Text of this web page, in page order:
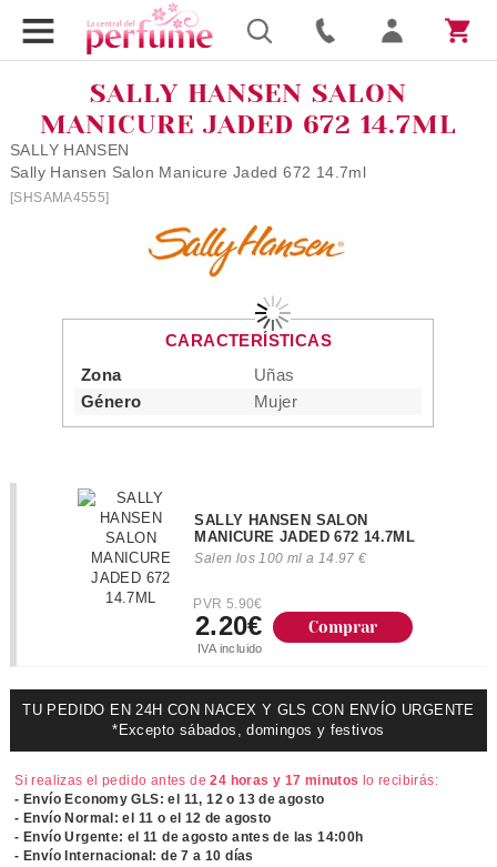
SALLY HANSEN SALON
MANICURE JADED 672 14.7ML
SALLY HANSEN
Sally Hansen Salon Manicure Jaded 672 14.7ml
[SHSAMA4555]
CARACTERÍSTICAS
Zona
Uñas
Género
Mujer
SALLY HANSEN SALON
MANICURE JADED 672 14.7ML
Salen los 100 ml a 14.97 €
PVR 5.90€
2.20€
IVA incluido
TU PEDIDO EN 24H CON NACEX Y GLS CON ENVÍO URGENTE
*Excepto sábados, domingos y festivos
Si realizas el pedido antes de24 horas y 17 minutos lo recibirás:
- Envío Economy GLS: el 11, 12 o 13 de agosto
- Envío Normal: el 11 o el 12 de agosto
- Envío Urgente: el11 de agosto antes de las 14:00h
- Envío Internacional: de 7 a 10 días